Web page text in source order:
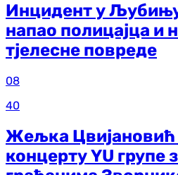
Инцидент у
напао полицајца и
тјелесне повреде
08
40
Жељка Цвијановић
концерту YU групе